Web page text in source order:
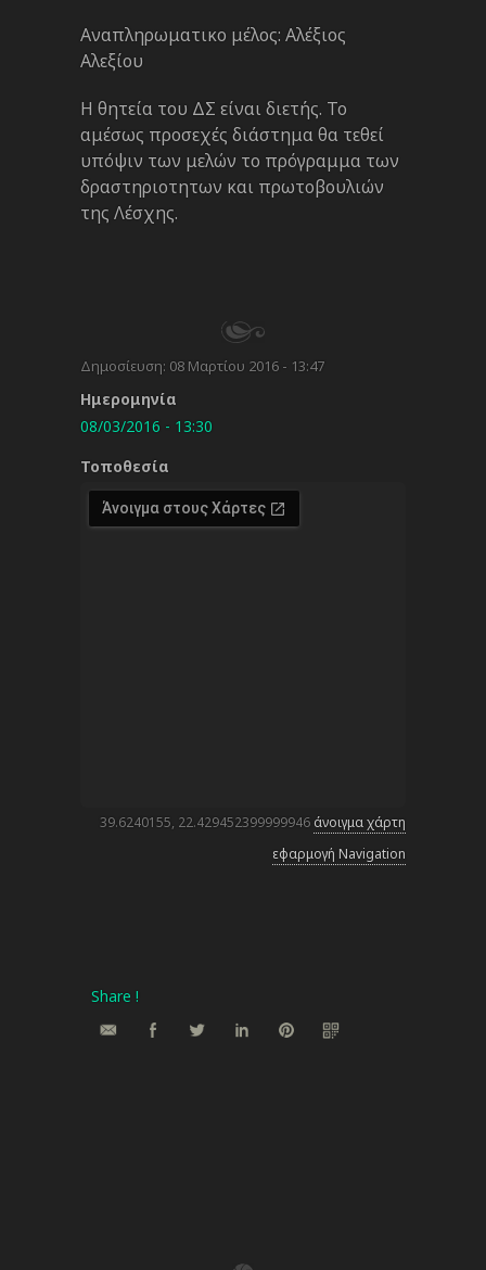
Αναπληρωματικο μέλος: Αλέξιος
Αλεξίου
Η θητεία του ΔΣ είναι διετής. Το
αμέσως προσεχές διάστημα θα τεθεί
υπόψιν των μελών το πρόγραμμα των
δραστηριοτητων και πρωτοβουλιών
της Λέσχης.
Δημοσίευση: 08 Μαρτίου 2016 - 13:47
Ημερομηνία
08/03/2016 - 13:30
Τοποθεσία
39.6240155, 22.429452399999946 άνοιγμα χάρτη
εφαρμογή Navigation
Share !